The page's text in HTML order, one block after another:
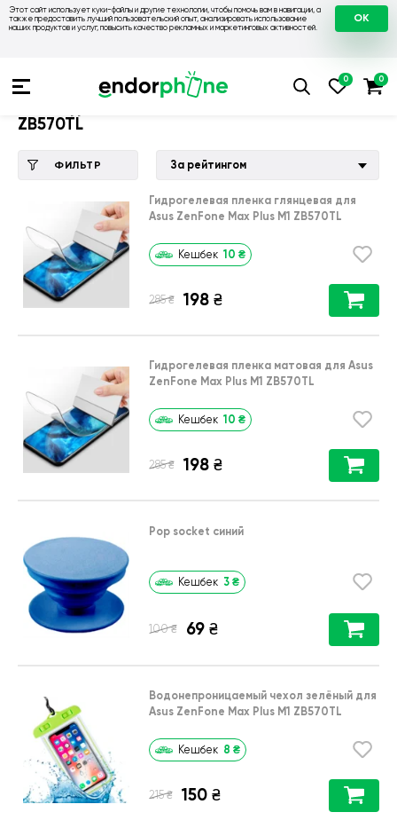
Этот сайт использует куки-файлы и другие технологии, чтобы помочь вам в навигации, а
также предоставить лучший пользовательский опыт, анализировать использование
наших продуктов и услуг, повысить качество рекламных и маркетинговых активностей.
OK
💙 Чехлы на Asus 💛 Чехол для Asus
ZB570TL
ФИЛЬТР За рейтингом
Гидрогелевая пленка глянцевая для
Asus ZenFone Max Plus M1 ZB570TL
Кешбек 10 ₴
285 ₴ 198 ₴
Гидрогелевая пленка матовая для Asus
ZenFone Max Plus M1 ZB570TL
Кешбек 10 ₴
285 ₴ 198 ₴
Pop socket синий
Кешбек 3 ₴
100 ₴ 69 ₴
Водонепроницаемый чехол зелёный для
Asus ZenFone Max Plus M1 ZB570TL
Кешбек 8 ₴
215 ₴ 150 ₴